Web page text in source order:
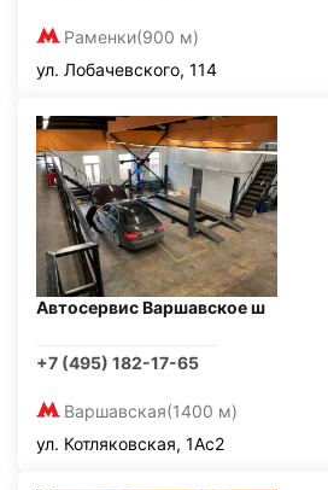
Раменки(900 м)
ул. Лобачевского, 114
Автосервис Варшавское ш
+7 (495) 182-17-65
Варшавская(1400 м)
ул. Котляковская, 1Ас2